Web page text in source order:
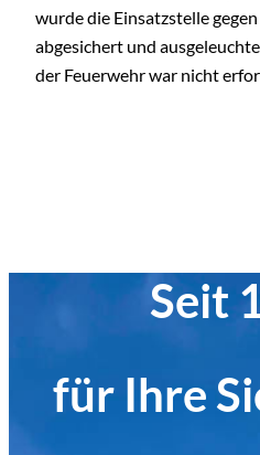
wurde die Einsatzstelle
abgesichert und
der Feuerwehr war nicht
Seit
für Ihre